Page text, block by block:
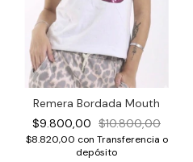
Remera Bordada Mouth
$9.800,00 $10.800,00
$8.820,00 con Transferencia o
depósito